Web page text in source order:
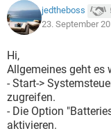
jedtheboss
23. September
Hi,
Allgemeines geht es
- Start->
zugreifen.
- Die Option
aktivieren.